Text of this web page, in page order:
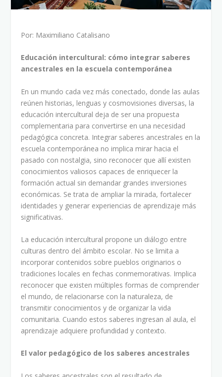
Por: Maximiliano Catalisano
Educación intercultural: cómo integrar saberes
ancestrales en la escuela contemporánea
En un mundo cada vez más conectado, donde las aulas
reúnen historias, lenguas y cosmovisiones diversas, la
educación intercultural deja de ser una propuesta
complementaria para convertirse en una necesidad
pedagógica concreta. Integrar saberes ancestrales en la
escuela contemporánea no implica mirar hacia el
pasado con nostalgia, sino reconocer que allí existen
conocimientos valiosos capaces de enriquecer la
formación actual sin demandar grandes inversiones
económicas. Se trata de ampliar la mirada, fortalecer
identidades y generar experiencias de aprendizaje más
significativas.
La educación intercultural propone un diálogo entre
culturas dentro del ámbito escolar. No se limita a
incorporar contenidos sobre pueblos originarios o
tradiciones locales en fechas conmemorativas. Implica
reconocer que existen múltiples formas de comprender
el mundo, de relacionarse con la naturaleza, de
transmitir conocimientos y de organizar la vida
comunitaria. Cuando estos saberes ingresan al aula, el
aprendizaje adquiere profundidad y contexto.
El valor pedagógico de los saberes ancestrales